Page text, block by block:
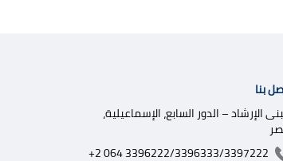
بنا
الإرشاد – الدور السابع، الإسماعيلية،
+2 064 3396222/3396333/3397222